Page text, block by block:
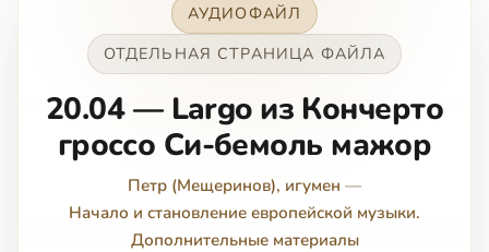
АУДИОФАЙЛ
ОТДЕЛЬНАЯ СТРАНИЦА ФАЙЛА
20.04 — Largo из Кончерто
гроссо Си-бемоль мажор
Петр (Мещеринов), игумен —
Начало и становление европейской музыки.
Дополнительные материалы